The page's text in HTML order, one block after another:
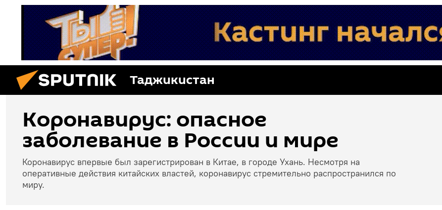
Таджикистан
Коронавирус: опасное
заболевание в России и мире
Коронавирус впервые был зарегистрирован в Китае, в городе Ухань. Несмотря на
оперативные действия китайских властей, коронавирус стремительно распространился по
миру.